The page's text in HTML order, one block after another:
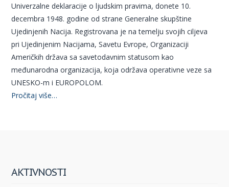
Univerzalne deklaracije o ljudskim pravima, donete 10.
decembra 1948. godine od strane Generalne skupštine
Ujedinjenih Nacija. Registrovana je na temelju svojih ciljeva
pri Ujedinjenim Nacijama, Savetu Evrope, Organizaciji
Američkih država sa savetodavnim statusom kao
međunarodna organizacija, koja održava operativne veze sa
UNESKO-m i EUROPOLOM.
Pročitaj više…
AKTIVNOSTI